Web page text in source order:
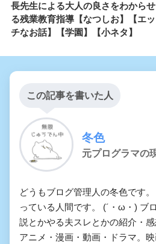
長先生による大人の良さをわからせ
る残業教育指導【なつしお】【エッ
チなお話】【学園】【小ネタ】
この記事を書いた人
冬色
元プログラマの
どうもブログ管理人の冬色です
っている人間です。 (´・ω・) ブ
説とかやる夫スレとかの紹介・
アニメ・漫画・動画・ドラマ。